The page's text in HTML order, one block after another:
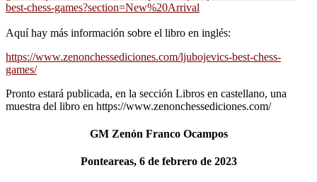
best-chess-games?section=New%20Arrival
Aquí hay más información sobre el libro en inglés:
https://www.zenonchessediciones.com/ljubojevics-best-chess-
games/
Pronto estará publicada, en la sección Libros en castellano, una
muestra del libro en https://www.zenonchessediciones.com/
GM Zenón Franco Ocampos
Ponteareas, 6 de febrero de 2023